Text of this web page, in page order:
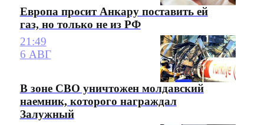
Европа просит Анкару поставить ей
газ, но только не из РФ
21:49
6 АВГ
В зоне СВО уничтожен молдавский
наемник, которого награждал
Залужный